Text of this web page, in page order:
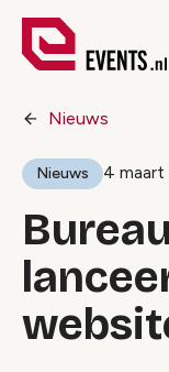
Nieuws
Nieuws 4 maart